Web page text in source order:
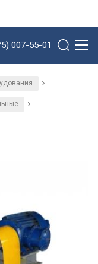
007-55-01
/
/